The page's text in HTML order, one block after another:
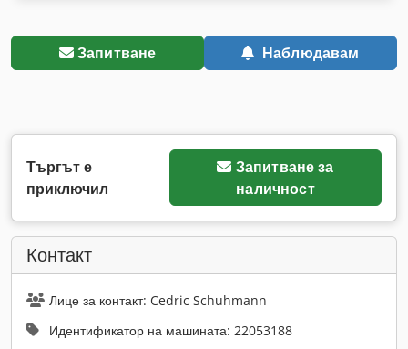
Запитване Наблюдавам
Търгът е
приключил
Запитване за
наличност
Контакт
Лице за контакт: Cedric Schuhmann
Идентификатор на машината: 22053188